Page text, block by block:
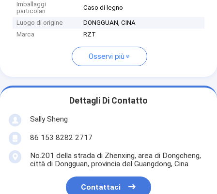
Imballaggi
particolari
Caso di legno
Luogo di origine
DONGGUAN, CINA
Marca
RZT
Osservi più
Dettagli Di Contatto
Sally Sheng
86 153 8282 2717
No.201 della strada di Zhenxing, area di Dongcheng,
città di Dongguan, provincia del Guangdong, Cina
Contattaci